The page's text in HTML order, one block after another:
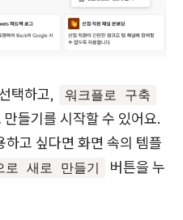
택하고, 워크플로 구축
들기를 시작할 수 있어요.
고 싶다면 화면 속의 템플
로 새로 만들기
버튼을 누